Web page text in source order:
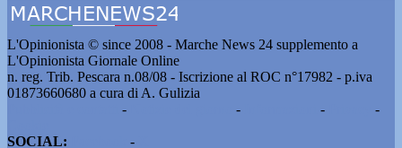
L'Opinionista © since 2008 - Marche News 24 supplemento a
L'Opinionista Giornale Online
n. reg. Trib. Pescara n.08/08 - Iscrizione al ROC n°17982 - p.iva
01873660680 a cura di A. Gulizia
- - -
-
SOCIAL:
-